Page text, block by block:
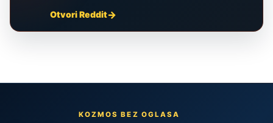
Otvori Reddit
KOZMOS BEZ OGLASA